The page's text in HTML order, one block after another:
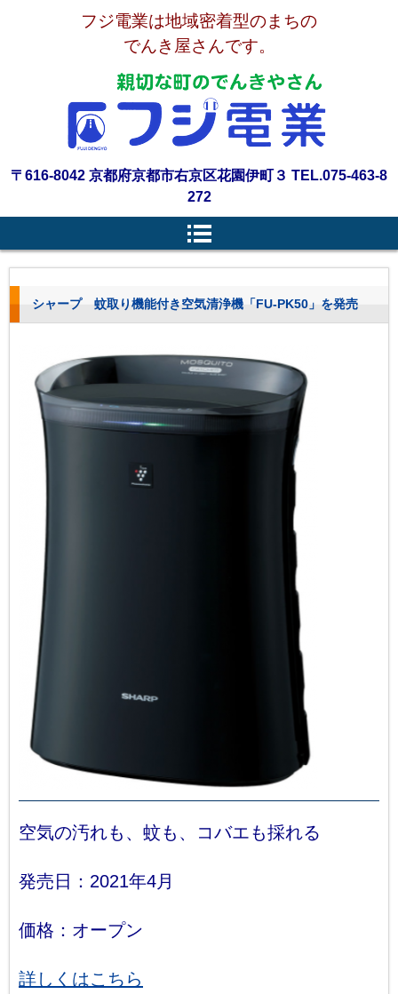
フジ電業は地域密着型のまちの
でんき屋さんです。
〒616-8042 京都府京都市右京区花園伊町３ TEL.075-463-8
272
シャープ 蚊取り機能付き空気清浄機「FU-PK50」を発売
空気の汚れも、蚊も、コバエも採れる
発売日：2021年4月
価格：オープン
詳しくはこちら